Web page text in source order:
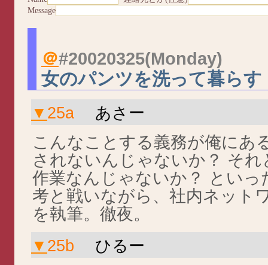
Message
＠#20020325(Monday)
女のパンツを洗って暮らす
▼ 25a
あさー
こんなことする義務が俺にあ
されないんじゃないか？ そ
作業なんじゃないか？ といっ
考と戦いながら、社内ネット
を執筆。徹夜。
▼ 25b
ひるー